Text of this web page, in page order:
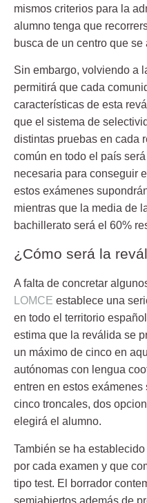
mismos criterios para la
alumno tenga que
busca de un centro que
Sin embargo, volviendo a
permitirá que cada
características de esta
que el sistema de
distintas pruebas en cada
común en todo el país
necesaria para conseguir
estos exámenes
mientras que la media de
bachillerato será el 60%
¿Cómo será la
A falta de concretar
LOMCE establece una
en todo el territorio
estima que la reválida se
un máximo de cinco en
autónomas con lengua
entren en estos exámenes
cinco troncales, dos
elegirá el alumno.
También se ha establecido
por cada examen y que
tipo test. El borrador
semiabiertos además de